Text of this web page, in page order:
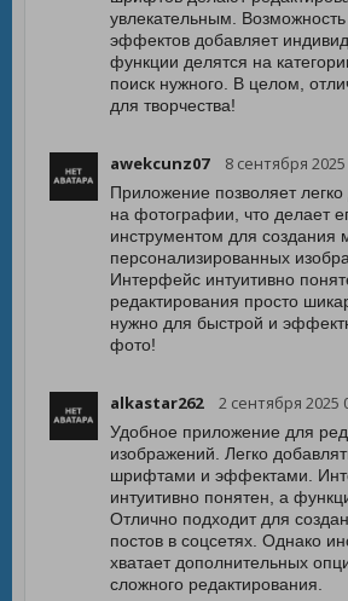
увлекательным.
эффектов добавляет
функции делятся на
поиск нужного. В целом,
для творчества!
awekcunz07 8 сентября
Приложение позволяет легко
на фотографии, что делает
инструментом для создания
персонализированных
Интерфейс интуитивно
редактирования просто
нужно для быстрой и
фото!
alkastar262 2 сентября 2025
Удобное приложение для
изображений. Легко
шрифтами и эффектами.
интуитивно понятен, а
Отлично подходит для
постов в соцсетях. Однако
хватает дополнительных
сложного редактирования.